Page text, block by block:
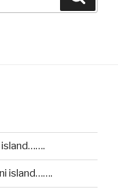
island…….
island…….